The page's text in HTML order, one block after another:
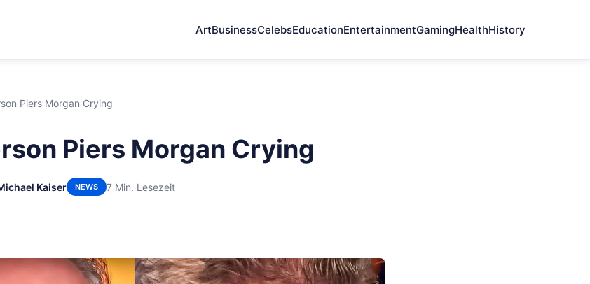
ArtBusinessCelebsEducationEntertainmentGamingHealthHistory
Piers Morgan Crying
Piers Morgan Crying
Kaiser NEWS 7 Min. Lesezeit